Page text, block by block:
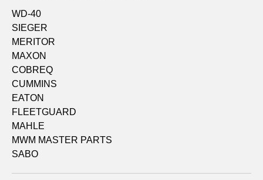
WD-40
SIEGER
MERITOR
MAXON
COBREQ
CUMMINS
EATON
FLEETGUARD
MAHLE
MWM MASTER PARTS
SABO